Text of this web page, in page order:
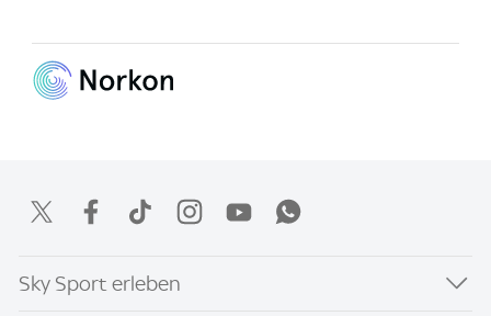
Sky Sport erleben